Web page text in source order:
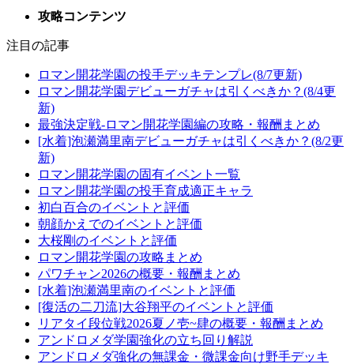
攻略コンテンツ
注目の記事
ロマン開花学園の投手デッキテンプレ(8/7更新)
ロマン開花学園デビューガチャは引くべきか？(8/4更
新)
最強決定戦-ロマン開花学園編の攻略・報酬まとめ
[水着]泡瀬満里南デビューガチャは引くべきか？(8/2更
新)
ロマン開花学園の固有イベント一覧
ロマン開花学園の投手育成適正キャラ
初白百合のイベントと評価
朝顔かえでのイベントと評価
大桜剛のイベントと評価
ロマン開花学園の攻略まとめ
パワチャン2026の概要・報酬まとめ
[水着]泡瀬満里南のイベントと評価
[復活の二刀流]大谷翔平のイベントと評価
リアタイ段位戦2026夏ノ壱~肆の概要・報酬まとめ
アンドロメダ学園強化の立ち回り解説
アンドロメダ強化の無課金・微課金向け野手デッキ